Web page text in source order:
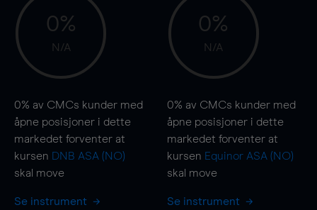
0%
N/A
0% av CMCs kunder med
åpne posisjoner i dette
markedet forventer at
kursen DNB ASA (NO)
skal move
Se instrument
0%
N/A
0% av CMCs kunder med
åpne posisjoner i dette
markedet forventer at
kursen Equinor ASA (NO)
skal move
Se instrument